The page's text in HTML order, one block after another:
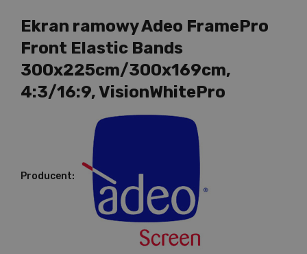
Ekran ramowy Adeo FramePro
Front Elastic Bands
300x225cm/300x169cm,
4:3/16:9, VisionWhitePro
Producent: